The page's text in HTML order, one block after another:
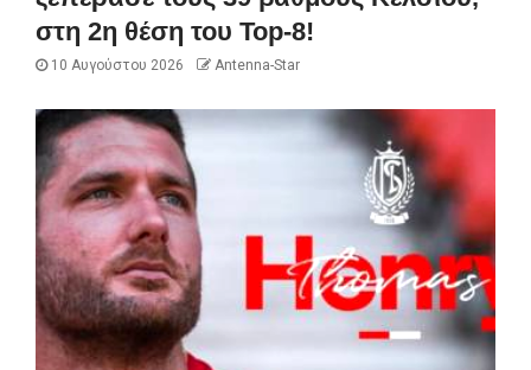
στη 2η θέση του Top-8!
10 Αυγούστου 2026 Antenna-Star